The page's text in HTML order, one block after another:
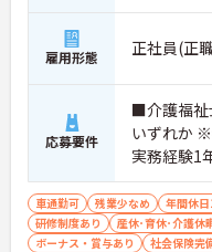
雇用形態 正社員(正
応募要件
■介護福祉
いずれか
実務経験1
車通勤可 残業少なめ 年間休
研修制度あり
産休･育休･介護休
ボーナス・賞与あり
社会保険完